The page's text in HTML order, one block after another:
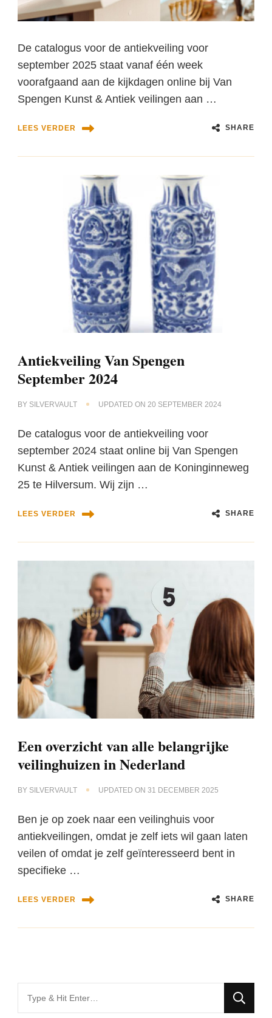
De catalogus voor de antiekveiling voor
september 2025 staat vanaf één week
voorafgaand aan de kijkdagen online bij Van
Spengen Kunst & Antiek veilingen aan …
LEES VERDER SHARE
Antiekveiling Van Spengen
September 2024
BY SILVERVAULT UPDATED ON 20 SEPTEMBER 2024
De catalogus voor de antiekveiling voor
september 2024 staat online bij Van Spengen
Kunst & Antiek veilingen aan de Koninginneweg
25 te Hilversum. Wij zijn …
LEES VERDER SHARE
Een overzicht van alle belangrijke
veilinghuizen in Nederland
BY SILVERVAULT UPDATED ON 31 DECEMBER 2025
Ben je op zoek naar een veilinghuis voor
antiekveilingen, omdat je zelf iets wil gaan laten
veilen of omdat je zelf geïnteresseerd bent in
specifieke …
LEES VERDER SHARE
for